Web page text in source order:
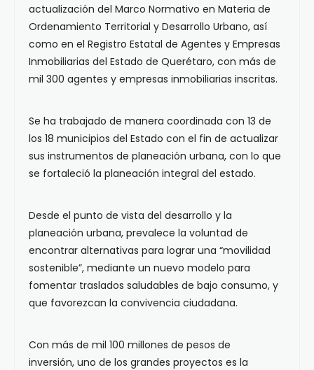
actualización del Marco Normativo en Materia de
Ordenamiento Territorial y Desarrollo Urbano, así
como en el Registro Estatal de Agentes y Empresas
Inmobiliarias del Estado de Querétaro, con más de
mil 300 agentes y empresas inmobiliarias inscritas.
Se ha trabajado de manera coordinada con 13 de
los 18 municipios del Estado con el fin de actualizar
sus instrumentos de planeación urbana, con lo que
se fortaleció la planeación integral del estado.
Desde el punto de vista del desarrollo y la
planeación urbana, prevalece la voluntad de
encontrar alternativas para lograr una “movilidad
sostenible”, mediante un nuevo modelo para
fomentar traslados saludables de bajo consumo, y
que favorezcan la convivencia ciudadana.
Con más de mil 100 millones de pesos de
inversión, uno de los grandes proyectos es la